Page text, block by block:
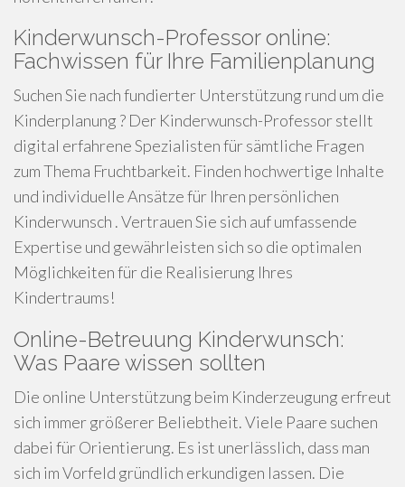
Kinderwunsch-Professor online:
Fachwissen für Ihre Familienplanung
Suchen Sie nach fundierter Unterstützung rund um die
Kinderplanung ? Der Kinderwunsch-Professor stellt
digital erfahrene Spezialisten für sämtliche Fragen
zum Thema Fruchtbarkeit. Finden hochwertige Inhalte
und individuelle Ansätze für Ihren persönlichen
Kinderwunsch . Vertrauen Sie sich auf umfassende
Expertise und gewährleisten sich so die optimalen
Möglichkeiten für die Realisierung Ihres
Kindertraums!
Online-Betreuung Kinderwunsch:
Was Paare wissen sollten
Die online Unterstützung beim Kinderzeugung erfreut
sich immer größerer Beliebtheit. Viele Paare suchen
dabei für Orientierung. Es ist unerlässlich, dass man
sich im Vorfeld gründlich erkundigen lassen. Die